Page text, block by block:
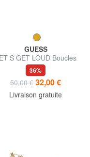
GUESS
S GET LOUD Boucles
d'oreilles avec anneaux
torchon
36%
50,00 € 32,00 €
Livraison gratuite